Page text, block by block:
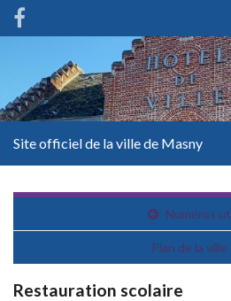
Site officiel de la ville de Masny
Numéros
Plan de la ville
Restauration scolaire